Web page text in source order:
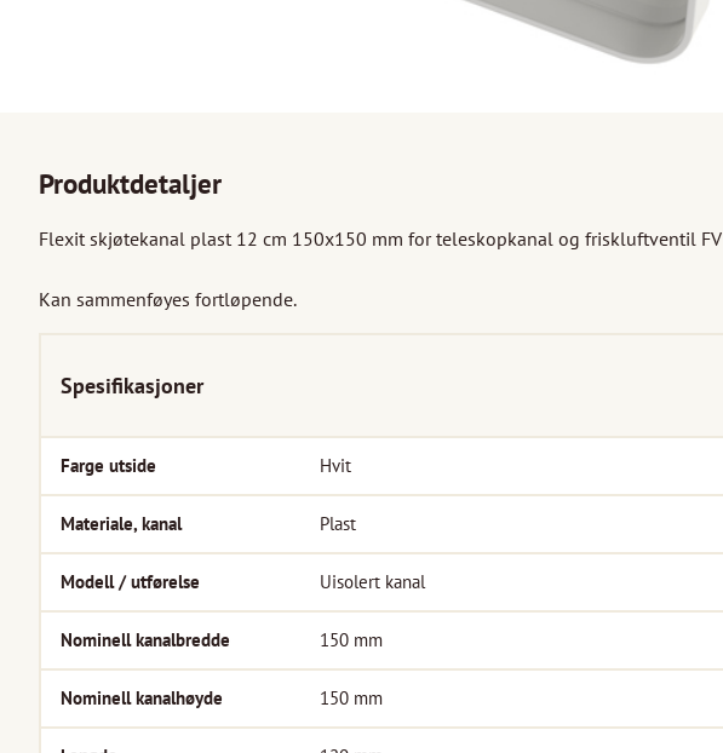
Produktdetaljer
Flexit skjøtekanal plast 12 cm 150x150 mm for teleskopkanal og friskluftventil FV
Kan sammenføyes fortløpende.
Spesifikasjoner
Farge utside Hvit
Materiale, kanal Plast
Modell / utførelse Uisolert kanal
Nominell kanalbredde 150 mm
Nominell kanalhøyde 150 mm